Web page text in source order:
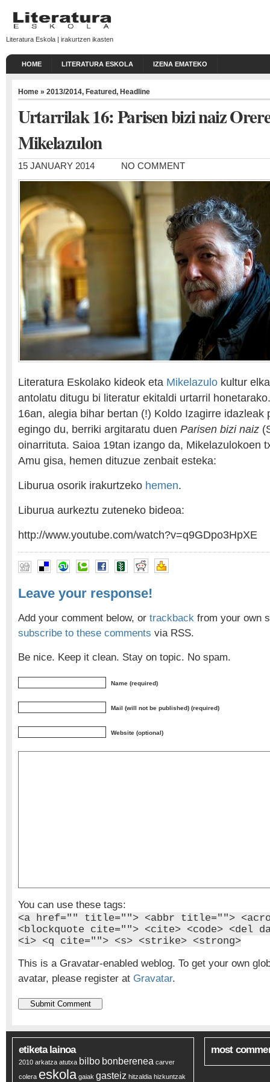
Literatura Eskola | irakurtzen ikasten
HOME LITERATURA ESKOLA IZENA EMATEKO
Home » 2013/2014, Featured, Headline
Urtarrilak 16: Parisen bizi naiz
Mikelazulon
15 JANUARY 2014 NO COMMENT
Literatura Eskolako kideok eta Mikelazulo kultur
antolatu ditugu bi literatur ekitaldi urtarril
16an, alegia bihar bertan (!) Koldo Izagirre idazleak
egingo du, berriki argitaratu duen Parisen bizi naiz
oinarrituta. Saioa 19tan izango da, Mikelazulokoen
Amu gisa, hemen dituzue zenbait esteka:
Liburua osorik irakurtzeko hemen.
Liburua aurkeztu zuteneko bideoa:
http://www.youtube.com/watch?v=q9GDpo3HpXE
Leave your response!
Add your comment below, or trackback from your own
subscribe to these comments via RSS.
Be nice. Keep it clean. Stay on topic. No spam.
Name (required)
Mail (will not be published) (required)
Website (optional)
You can use these tags:
<a href="" title=""> <abbr title="">
<blockquote cite=""> <cite> <code> <del
<i> <q cite=""> <s> <strike> <strong>
This is a Gravatar-enabled weblog. To get your own
avatar, please register at Gravatar.
etiketa lainoa
2010 arkatza atutxa bilbo bonberenea carver
colera eskola gaiak gasteiz hitzaldia hizkuntzak
most